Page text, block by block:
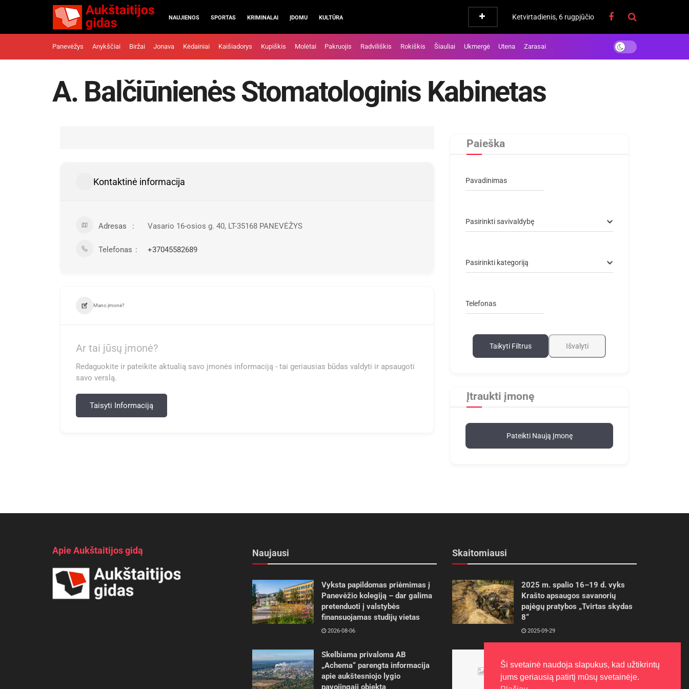
NAUJIENOS SPORTAS KRIMINALAI ĮDOMU KULTŪRA Ketvirtadienis, 6 rugpjūčio
Panevėžys Anykščiai Biržai Jonava Kėdainiai Kaišiadorys Kupiškis Molėtai Pakruojis Radviliškis Rokiškis Šiauliai Ukmergė Utena Zarasai
A. Balčiūnienės Stomatologinis Kabinetas
Kontaktinė informacija
Adresas Vasario 16-osios g. 40, LT-35168 PANEVĖŽYS
Telefonas +37045582689
Mano įmonė?
Ar tai jūsų įmonė?
Redaguokite ir pateikite aktualią savo įmonės informaciją - tai geriausias būdas valdyti ir apsaugoti
savo verslą.
Taisyti Informaciją
Paieška
Pavadinimas
Pasirinkti savivaldybę
Pasirinkti kategoriją
Telefonas
Taikyti Filtrus Išvalyti
Įtraukti įmonę
Pateikti Naują Įmonę
Apie Aukštaitijos gidą Naujausi
Vyksta papildomas priėmimas į
Panevėžio kolegiją – dar galima
pretenduoti į valstybės
finansuojamas studijų vietas
2026-08-06
Skelbiama privaloma AB
„Achema“ parengta informacija
apie aukštesniojo lygio
pavojingąjį objektą
Skaitomiausi
2025 m. spalio 16–19 d. vyks
Krašto apsaugos savanorių
pajėgų pratybos „Tvirtas skydas
8“
2025-09-29
programoje siekia aukso
2015-10-30
Ši svetainė naudoja slapukus, kad užtikrintų
jums geriausią patirtį mūsų svetainėje.